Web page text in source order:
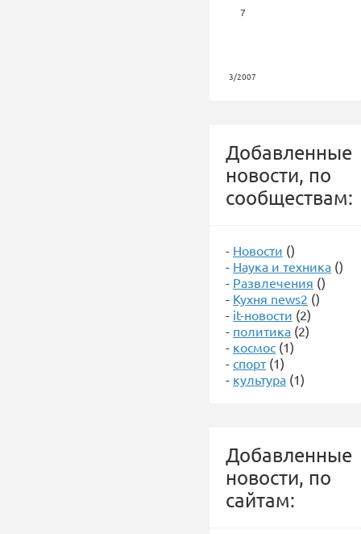
7
3/2007
Добавленные
новости, по
сообществам:
- Новости ()
- Наука и техника ()
- Развлечения ()
- Кухня news2 ()
- it-новости (2)
- политика (2)
- космос (1)
- спорт(1)
- культура (1)
Добавленные
новости, по
сайтам: